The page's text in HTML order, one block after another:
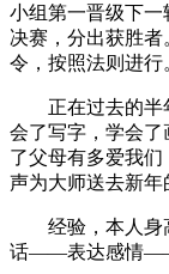
小组第一晋级下
决赛，分出获胜
令，按照法则进行
正在过去的半年
会了写字，学会
了父母有多爱我
声为大师送去新年
经验，本人身
话——表达感情——